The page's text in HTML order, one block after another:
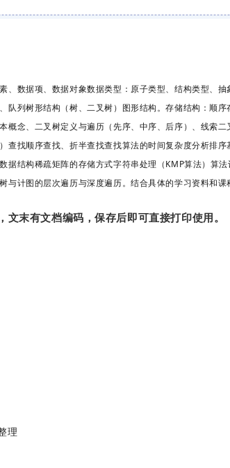
、数据项、数据对象数据类型：原子类型、结构类型、
队列树形结构（树、二叉树）图形结构。存储结构：顺
概念、二叉树定义与遍历（先序、中序、后序）、线索
查找顺序查找、折半查找查找算法的时间复杂度分析排
据结构稀疏矩阵的存储方式字符串处理（KMP算法）算
与计图的层次遍历与深度遍历。结合具体的学习资料和
末有文档编码，保存后即可直接打印使用。
理